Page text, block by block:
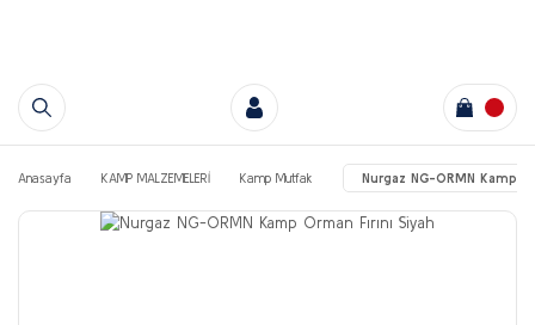
Anasayfa KAMP MALZEMELERİ Kamp Mutfak Nurgaz NG-ORMN Kamp